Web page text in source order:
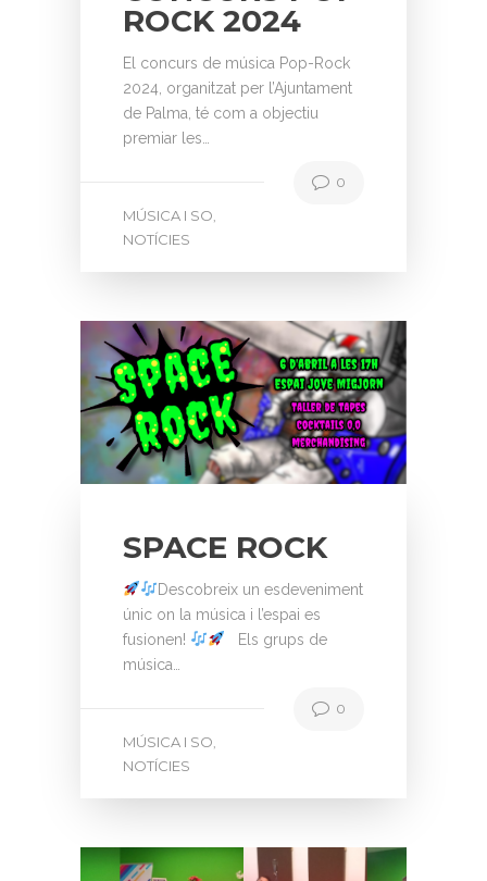
ROCK 2024
El concurs de música Pop-Rock
2024, organitzat per l’Ajuntament
de Palma, té com a objectiu
premiar les…
MÚSICA I SO,
NOTÍCIES
0
SPACE ROCK
Descobreix un esdeveniment
únic on la música i l’espai es
fusionen!
Els grups de
música…
MÚSICA I SO,
NOTÍCIES
0